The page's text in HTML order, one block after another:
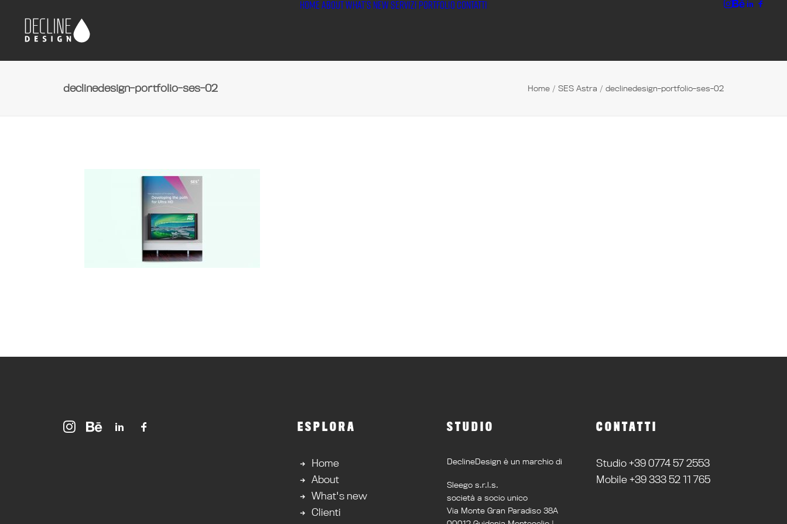
HOMEABOUTWHAT’S NEWSERVIZI PORTFOLIO CONTATTI
declinedesign-portfolio-ses-02 Home SES Astra declinedesign-portfolio-ses-02
ESPLORA
Home
About
What's new
Clienti
STUDIO
DeclineDesign è un marchio di
Sleego s.r.l.s.
società a socio unico
Via Monte Gran Paradiso 38A
CONTATTI
Studio +39 0774 57 2553
Mobile +39 333 52 11 765